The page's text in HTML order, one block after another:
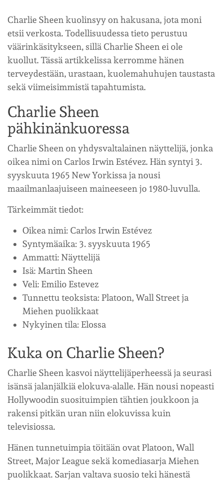
Charlie Sheen kuolinsyy on hakusana, jota moni
etsii verkosta. Todellisuudessa tieto perustuu
väärinkäsitykseen, sillä Charlie Sheen ei ole
kuollut. Tässä artikkelissa kerromme hänen
terveydestään, urastaan, kuolemahuhujen taustasta
sekä viimeisimmistä tapahtumista.
Charlie Sheen
pähkinänkuoressa
Charlie Sheen on yhdysvaltalainen näyttelijä, jonka
oikea nimi on Carlos Irwin Estévez. Hän syntyi 3.
syyskuuta 1965 New Yorkissa ja nousi
maailmanlaajuiseen maineeseen jo 1980-luvulla.
Tärkeimmät tiedot:
Oikea nimi: Carlos Irwin Estévez
Syntymäaika: 3. syyskuuta 1965
Ammatti: Näyttelijä
Isä: Martin Sheen
Veli: Emilio Estevez
Tunnettu teoksista: Platoon, Wall Street ja
Miehen puolikkaat
Nykyinen tila: Elossa
Kuka on Charlie Sheen?
Charlie Sheen kasvoi näyttelijäperheessä ja seurasi
isänsä jalanjälkiä elokuva-alalle. Hän nousi nopeasti
Hollywoodin suosituimpien tähtien joukkoon ja
rakensi pitkän uran niin elokuvissa kuin
televisiossa.
Hänen tunnetuimpia töitään ovat Platoon, Wall
Street, Major League sekä komediasarja Miehen
puolikkaat. Sarjan valtava suosio teki hänestä